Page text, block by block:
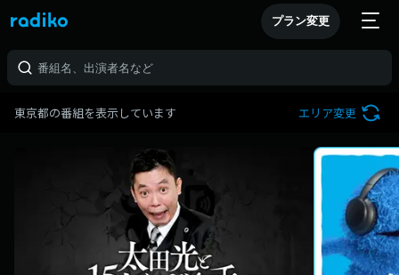
プラン変更
東京都の番組を表示しています エリア変更